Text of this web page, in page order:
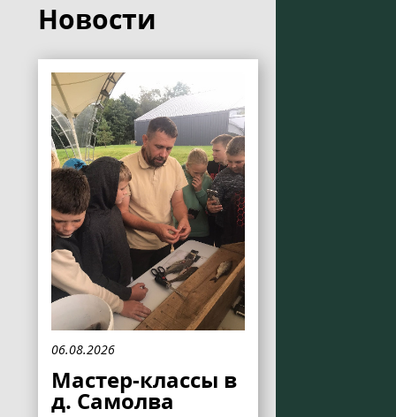
Новости
06.08.2026
Мастер-классы в
д. Самолва